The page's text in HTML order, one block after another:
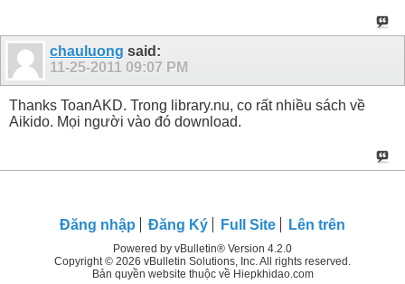
chauluong said:
11-25-2011 09:07 PM
Thanks ToanAKD. Trong library.nu, co rất nhiều sách về
Aikido. Mọi người vào đó download.
Đăng nhập Đăng Ký Full Site Lên trên
Powered by vBulletin® Version 4.2.0
Copyright © 2026 vBulletin Solutions, Inc. All rights reserved.
Bản quyền website thuộc về Hiepkhidao.com